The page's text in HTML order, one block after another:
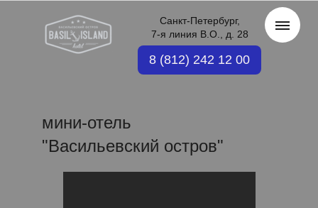
Санкт-Петербург,
7-я линия В.О., д. 28
8 (812) 242 12 00
мини-отель
"Васильевский остров"